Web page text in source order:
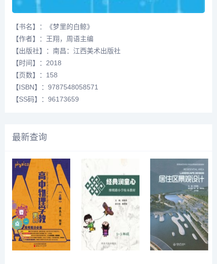
【书名】：《梦里的白鲸》
【作者】：王翔，周语主编
【出版社】：南昌：江西美术出版社
【时间】：2018
【页数】：158
【ISBN】：9787548058571
【SS码】：96173659
最新查询